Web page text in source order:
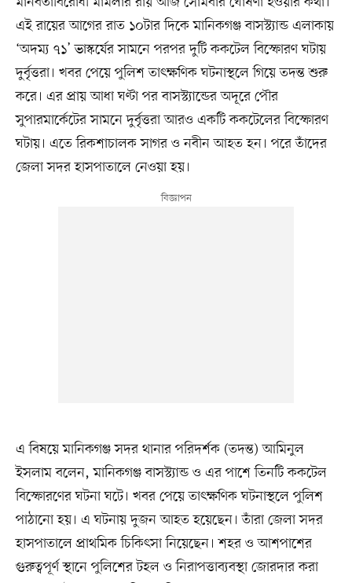
এই রায়ের আগের রাত ১০টার দিকে মানিকগঞ্জ বাসস্ট্যান্ড এলাকায়
‘অদম্য ৭১’ ভাস্কর্যের সামনে পরপর দুটি ককটেল বিস্ফোরণ ঘটায়
দুর্বৃত্তরা। খবর পেয়ে পুলিশ তাৎক্ষণিক ঘটনাস্থলে গিয়ে তদন্ত শুরু
করে। এর প্রায় আধা ঘণ্টা পর বাসস্ট্যান্ডের অদূরে পৌর
সুপারমার্কেটের সামনে দুর্বৃত্তরা আরও একটি ককটেলের বিস্ফোরণ
ঘটায়। এতে রিকশাচালক সাগর ও নবীন আহত হন। পরে তাঁদের
জেলা সদর হাসপাতালে নেওয়া হয়।
এ বিষয়ে মানিকগঞ্জ সদর থানার পরিদর্শক (তদন্ত) আমিনুল
ইসলাম বলেন, মানিকগঞ্জ বাসস্ট্যান্ড ও এর পাশে তিনটি ককটেল
বিস্ফোরণের ঘটনা ঘটে। খবর পেয়ে তাৎক্ষণিক ঘটনাস্থলে পুলিশ
পাঠানো হয়। এ ঘটনায় দুজন আহত হয়েছেন। তাঁরা জেলা সদর
হাসপাতালে প্রাথমিক চিকিৎসা নিয়েছেন। শহর ও আশপাশের
গুরুত্বপূর্ণ স্থানে পুলিশের টহল ও নিরাপত্তাব্যবস্থা জোরদার করা